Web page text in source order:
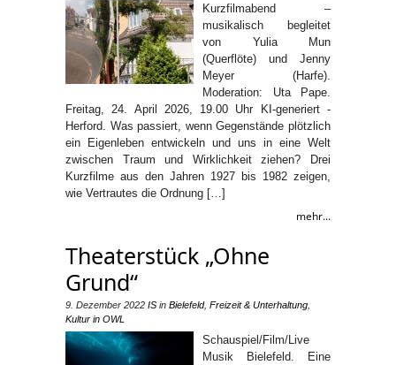
Kurzfilmabend –
musikalisch begleitet
von Yulia Mun
(Querflöte) und Jenny
Meyer (Harfe).
Moderation: Uta Pape.
Freitag, 24. April 2026, 19.00 Uhr KI-generiert ­­
Herford. Was passiert, wenn Gegenstände plötzlich
ein Eigenleben entwickeln und uns in eine Welt
zwischen Traum und Wirklichkeit ziehen? Drei
Kurzfilme aus den Jahren 1927 bis 1982 zeigen,
wie Vertrautes die Ordnung […]
mehr...
Theaterstück „Ohne
Grund“
9. Dezember 2022 IS in Bielefeld, Freizeit & Unterhaltung
Kultur in OWL
Schauspiel/Film/Live
Musik Bielefeld. Eine